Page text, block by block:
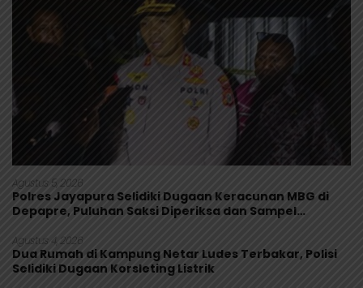
Agustus 5, 2026
Polres Jayapura Selidiki Dugaan Keracunan MBG di
Depapre, Puluhan Saksi Diperiksa dan Sampel
Agustus 4, 2026
Dua Rumah di Kampung Netar Ludes Terbakar, Polisi
Selidiki Dugaan Korsleting Listrik